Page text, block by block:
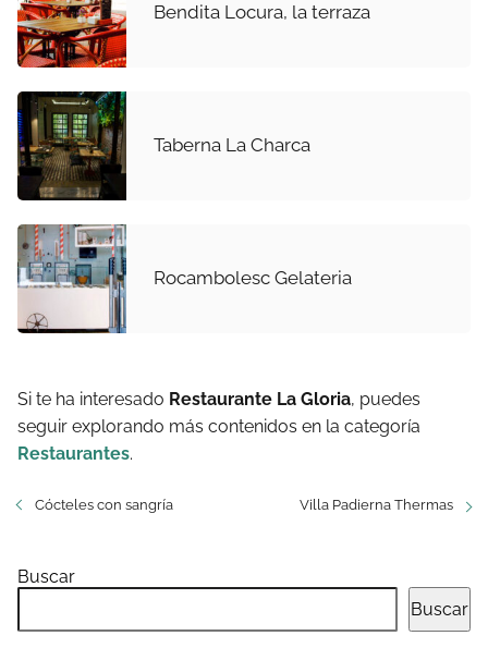
Bendita Locura, la terraza
Taberna La Charca
Rocambolesc Gelateria
Si te ha interesado Restaurante La Gloria, puedes
seguir explorando más contenidos en la categoría
Restaurantes.
Cócteles con sangría Villa Padierna Thermas
Buscar
Buscar